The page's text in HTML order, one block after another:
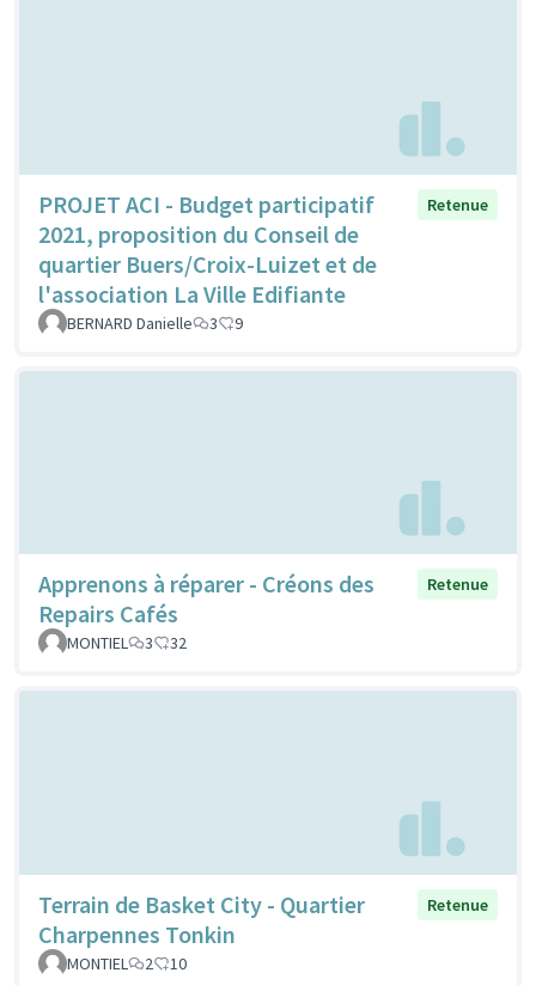
PROJET ACI - Budget participatif
2021, proposition du Conseil de
quartier Buers/Croix-Luizet et de
l'association La Ville Edifiante
Retenue
BERNARD Danielle 3 9
Apprenons à réparer - Créons des
Repairs Cafés
Retenue
MONTIEL 3 32
Terrain de Basket City - Quartier
Charpennes Tonkin
Retenue
MONTIEL 2 10